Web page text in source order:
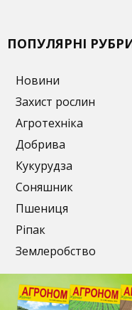
ПОПУЛЯРНІ
Новини
Захист рослин
Агротехніка
Добрива
Кукурудза
Соняшник
Пшениця
Ріпак
Землеробство